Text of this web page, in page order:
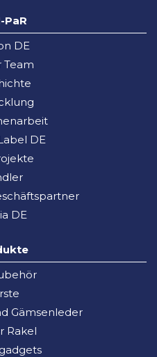
PaR
DE
Team
DE
DE
Gämsenleder
Rakel